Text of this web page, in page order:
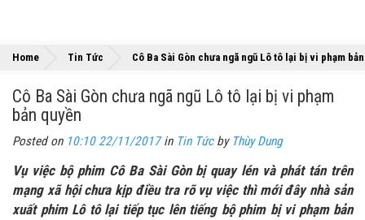
Home Tin Tức Cô Ba Sài Gòn chưa ngã ngũ Lô tô lại bị vi phạm
Cô Ba Sài Gòn chưa ngã ngũ Lô tô lại bị vi phạm
bản quyền
Posted on 10:10 22/11/2017in Tin Tứcby Thùy Dung
Vụ việc bộ phim Cô Ba Sài Gòn bị quay lén và phát tán trên
mạng xã hội chưa kịp điều tra rõ vụ việc thì mới đây nhà sản
xuất phim Lô tô lại tiếp tục lên tiếng bộ phim bị vi phạm bản